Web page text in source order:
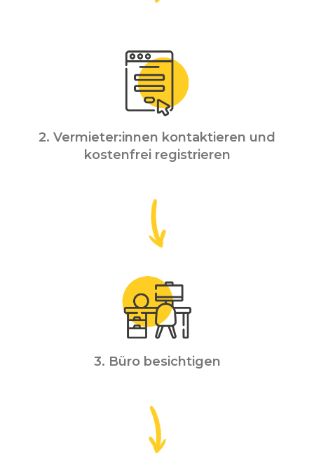
2. Vermieter:innen kontaktieren und
kostenfrei registrieren
3. Büro besichtigen